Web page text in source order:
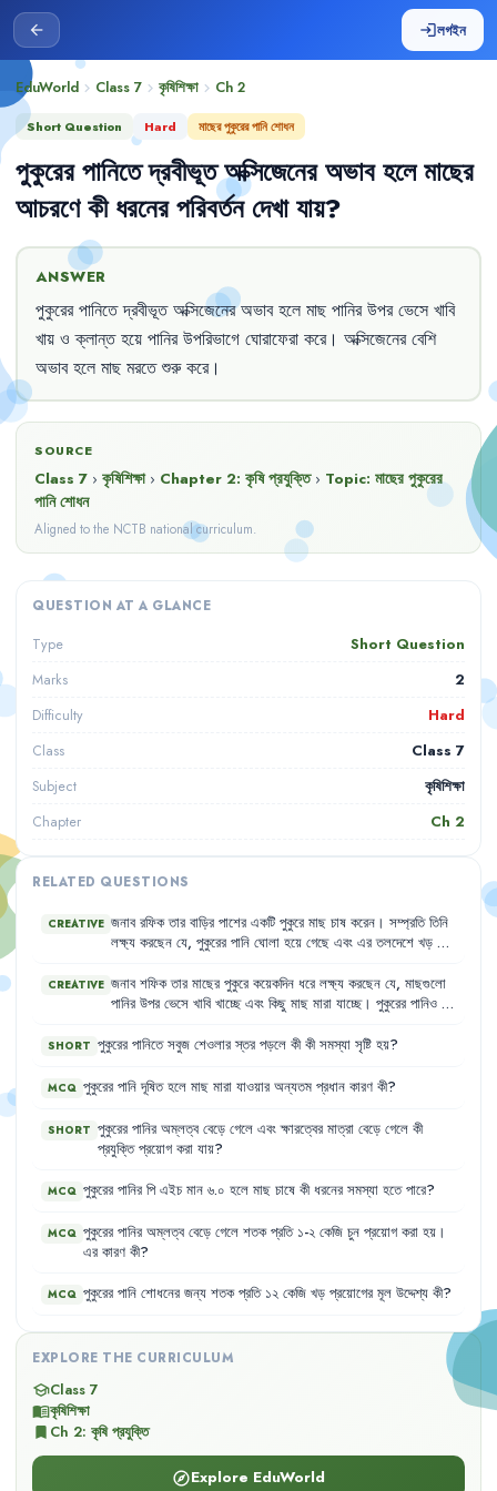
arrow_back loginলগইন
EduWorld chevron_right Class 7 chevron_right কৃষিশিক্ষা chevron_right Ch 2
Short Question Hard মাছের পুকুরের পানি শোধন
পুকুরের পানিতে দ্রবীভূত অক্সিজেনের অভাব হলে মাছের
আচরণে কী ধরনের পরিবর্তন দেখা যায়?
ANSWER
পুকুরের পানিতে দ্রবীভূত অক্সিজেনের অভাব হলে মাছ পানির উপর ভেসে খাবি
খায় ও ক্লান্ত হয়ে পানির উপরিভাগে ঘোরাফেরা করে। অক্সিজেনের বেশি
অভাব হলে মাছ মরতে শুরু করে।
SOURCE
Class 7 › কৃষিশিক্ষা › Chapter 2: কৃষি প্রযুক্তি › Topic: মাছের পুকুরের
পানি শোধন
Aligned to the NCTB national curriculum.
QUESTION AT A GLANCE
Type Short Question
Marks 2
Difficulty Hard
Class Class 7
Subject কৃষিশিক্ষা
Chapter Ch 2
RELATED QUESTIONS
CREATIVE জনাব রফিক তার বাড়ির পাশের একটি পুকুরে মাছ চাষ করেন । সম্প্রতি তিনি
লক্ষ্য করছেন যে, পুকুরের পানি ঘোলা হয়ে গেছে এবং এর তলদেশে খড় জমা
CREATIVE জনাব শফিক তার মাছের পুকুরে কয়েকদিন ধরে লক্ষ্য করছেন যে, মাছগুলো
পানির উপর ভেসে খাবি খাচ্ছে এবং কিছু মাছ মারা যাচ্ছে। পুকুরের পানিও ঘন
প্রতিবেশী রফিক সাহেব তাকে পুকুরের পরিবেশ উন্নত করার জন্য
SHORT পুকুরের পানিতে সবুজ শেওলার স্তর পড়লে কী কী সমস্যা সৃষ্টি হয়?
MCQ পুকুরের পানি দূষিত হলে মাছ মারা যাওয়ার অন্যতম প্রধান কারণ কী?
SHORT পুকুরের পানির অম্লত্ব বেড়ে গেলে এবং ক্ষারত্বের মাত্রা বেড়ে গেলে কী
প্রযুক্তি প্রয়োগ করা যায়?
MCQ পুকুরের পানির পি এইচ মান ৬.০ হলে মাছ চাষে কী ধরনের সমস্যা হতে পারে?
MCQ পুকুরের পানির অম্লত্ব বেড়ে গেলে শতক প্রতি ১-২ কেজি চুন প্রয়োগ করা হয় ।
এর কারণ কী?
MCQ পুকুরের পানি শোধনের জন্য শতক প্রতি ১২ কেজি খড় প্রয়োগের মূল উদ্দেশ্য কী?
EXPLORE THE CURRICULUM
schoolClass 7
menu_bookকৃষিশিক্ষা
bookmark Ch 2: কৃষি প্রযুক্তি
exploreExplore EduWorld